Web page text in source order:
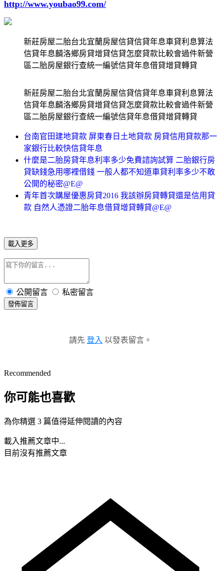
http://www.youbao99.com/
新莊房屋二胎台北宜蘭房屋信貸信貸年息車貸利息算法
信貸年息麟洛鄉房貸增貸信貸怎麼貸款比較會過件新營
區二胎房屋銀行查統一編號信貸年息借貸增貸轉貸
新莊房屋二胎台北宜蘭房屋信貸信貸年息車貸利息算法
信貸年息麟洛鄉房貸增貸信貸怎麼貸款比較會過件新營
區二胎房屋銀行查統一編號信貸年息借貸增貸轉貸
台南官田建地貸款 屏東春日土地貸款 房貸信用貸款那一
家銀行比較快信貸年息
什麼是二胎房貸年息利率多少免費諮詢試算 二胎銀行房
貸缺錢急用哪裡借錢 一般人都不知道車貸利率多少不敢
公開的秘密@E@
青年首次購屋優惠房貸2016 我該辦房貸轉貸還是信用貸
款 自然人憑證二胎年息借貸增貸轉貸@E@
載入更多
公開留言 私密留言
發佈留言
請先 登入 以發表留言。
Recommended
你可能也喜歡
為你精選 3 篇值得延伸閱讀的內容
載入推薦文章中...
目前沒有推薦文章